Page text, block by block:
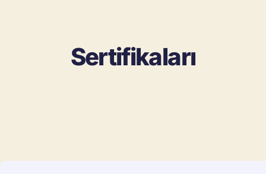
Sertifikaları